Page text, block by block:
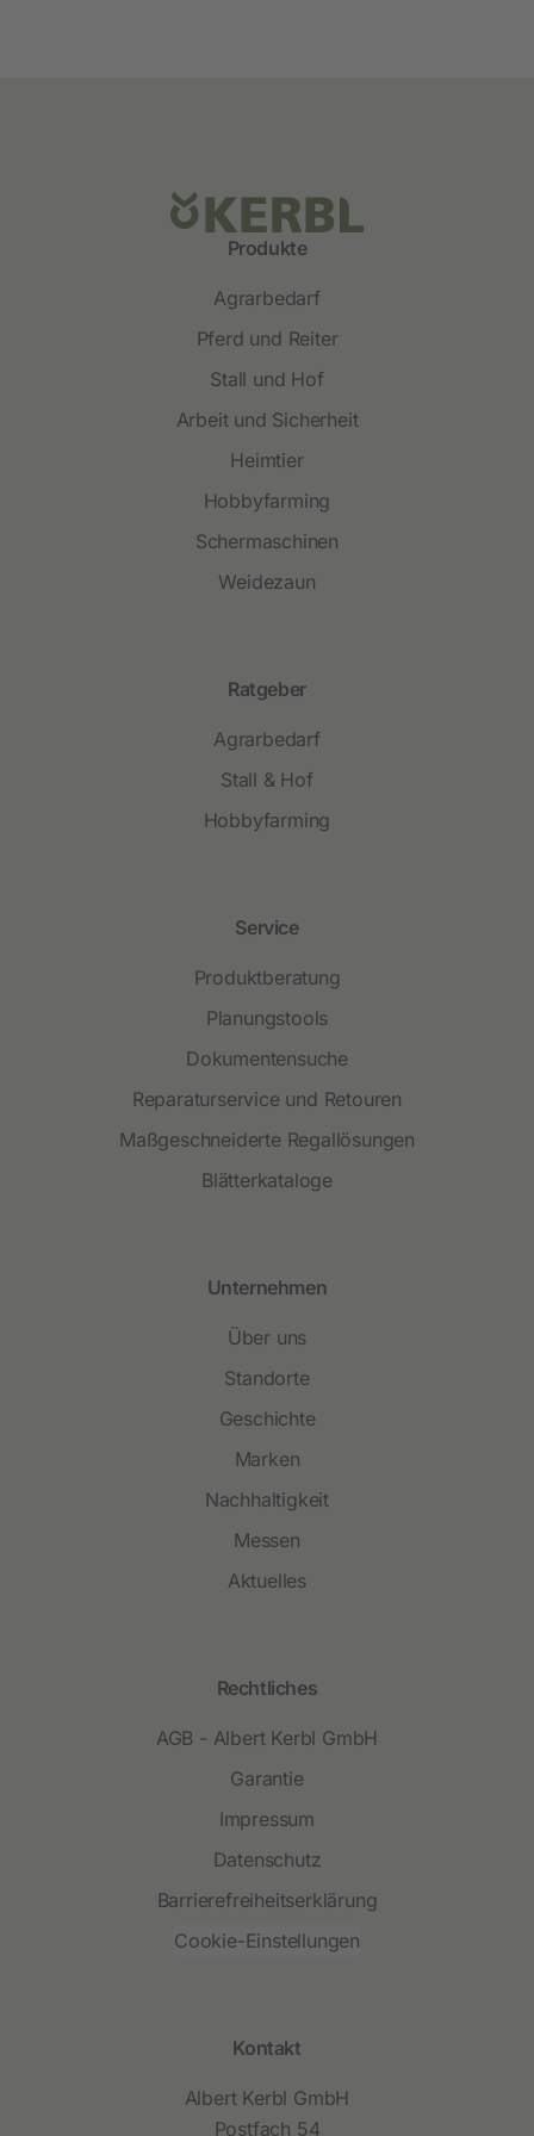
Produkte
Agrarbedarf
Pferd und Reiter
Stall und Hof
Arbeit und Sicherheit
Heimtier
Hobbyfarming
Schermaschinen
Weidezaun
Ratgeber
Agrarbedarf
Stall & Hof
Hobbyfarming
Service
Produktberatung
Planungstools
Dokumentensuche
Reparaturservice und Retouren
Maßgeschneiderte Regallösungen
Blätterkataloge
Unternehmen
Über uns
Standorte
Geschichte
Marken
Nachhaltigkeit
Messen
Aktuelles
Rechtliches
AGB - Albert Kerbl GmbH
Garantie
Impressum
Datenschutz
Barrierefreiheitserklärung
Cookie-Einstellungen
Kontakt
Albert Kerbl GmbH
Postfach 54